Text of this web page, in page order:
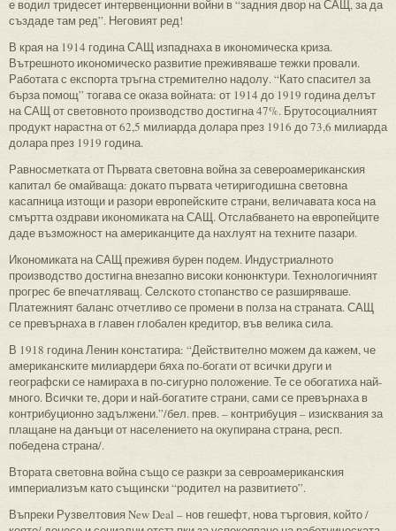
е водил тридесет интервенционни войни в “задния двор на САЩ, за да
създаде там ред”. Неговият ред!
В края на 1914 година САЩ изпаднаха в икономическа криза.
Вътрешното икономическо развитие преживяваше тежки провали.
Работата с експорта тръгна стремително надолу. “Като спасител за
бърза помощ” тогава се оказа войната: от 1914 до 1919 година делът
на САЩ от световното производство достигна 47%. Брутосоциалният
продукт нарастна от 62,5 милиарда долара през 1916 до 73,6 милиарда
долара през 1919 година.
Равносметката от Първата световна война за североамериканския
капитал бе омайваща: докато първата четиригодишна световна
касапница изтощи и разори европейските страни, величавата коса на
смъртта оздрави икономиката на САЩ. Отслабването на европейците
даде възможност на американците да нахлуят на техните пазари.
Икономиката на САЩ преживя бурен подем. Индустриалното
производство достигна внезапно високи конюнктури. Технологичният
прогрес бе впечатляващ. Селското стопанство се разширяваше.
Платежният баланс отчетливо се промени в полза на страната. САЩ
се превърнаха в главен глобален кредитор, във велика сила.
В 1918 година Ленин констатира: “Действително можем да кажем, че
американските милиардери бяха по-богати от всички други и
географски се намираха в по-сигурно положение. Те се обогатиха най-
много. Всички те, дори и най-богатите страни, сами се превърнаха в
контрибуционно задължени.”/бел. прев. – контрибуция – изисквания за
плащане на данъци от населението на окупирана страна, респ.
победена страна/.
Втората световна война също се разкри за севроамериканския
империализъм като същински “родител на развитието”.
Въпреки Рузвелтовия New Deal – нов гешефт, нова търговия, който /